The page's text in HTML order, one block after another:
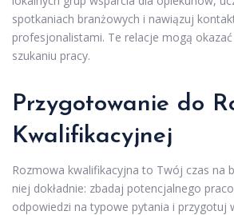
spotkaniach branżowych i nawiązuj
profesjonalistami. Te relacje mogą
szukaniu pracy.
Przygotowanie do
Kwalifikacyjnej
Rozmowa kwalifikacyjna to Twój czas na
niej dokładnie: zbadaj potencjalnego
odpowiedzi na typowe pytania i przygotuj